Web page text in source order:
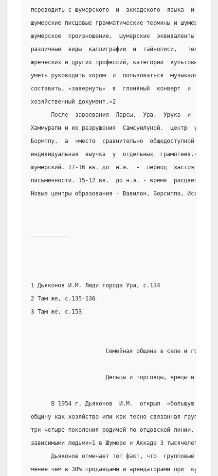
переводить с шумерского  и  аккадского  языка  и
шумерские писцовые грамматические термины и шумерское
шумерское  произношение,  шумерские  эквиваленты
различные  виды  каллиграфии  и  тайнописи,
жреческих и других профессий, категории  культовых
уметь руководить хором  и  пользоваться  музыкальными
составить, «завернуть»  в  глиняный  конверт  и
хозяйственный документ.»2
После  завоевания  Ларсы,  Ура,  Урука  и
Хаммурапи и их разрушения  Самсуилуной,  центр
Бормппу,  а  «место  сравнительно  общедоступной
индивидуальная  выучка  у  отдельных  грамотеев.»3
шумерский. 17-16 вв. до  н.э.  -  период  застоя  в
письменности. 15-12 вв.  до н.э. - время  расцвета
Новые центры образования - Вавилон, Борсиппа, Иссин,
1 Дьяконов И.М. Люди города Ура, с.134
2 Там же, с.135-136
3 Там же, с.153
                      Семейная община в селе и городе.
                      Дельцы и торговцы, жрецы и жрицы.
В 1954 г. Дьяконов  И.М.  открыл  «большую
общину как хозяйство или как тесно связанная группа
три-четыре поколения родичей по отцовской линии,  с
зависимыми людьми»1 в Шумере и Аккаде 3 тысячелетия
Дьяконов отмечает тот факт, что  групповые
менее чем в 30% продавцами и арендаторами при  купле